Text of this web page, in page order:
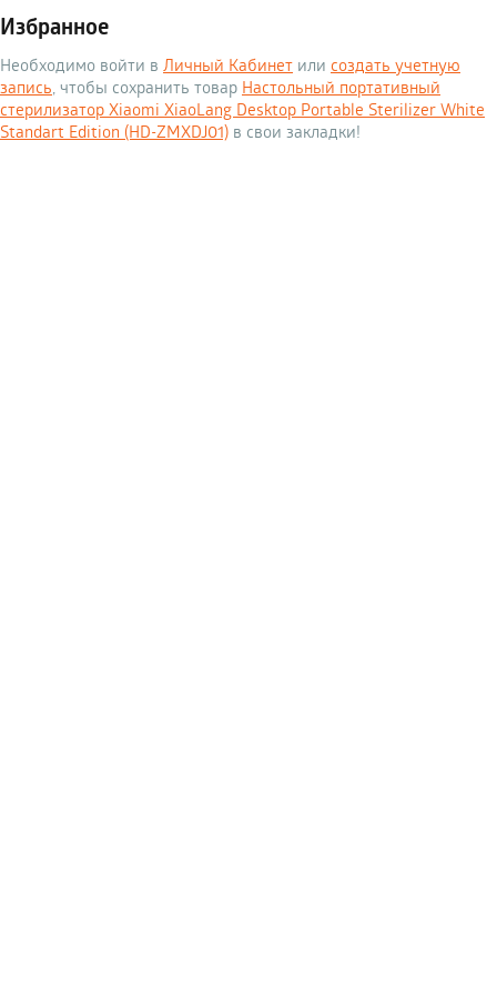
Избранное
Необходимо войти в Личный Кабинет или создать учетную
запись, чтобы сохранить товар Настольный портативный
стерилизатор Xiaomi XiaoLang Desktop Portable Sterilizer White
Standart Edition (HD-ZMXDJ01) в свои закладки!